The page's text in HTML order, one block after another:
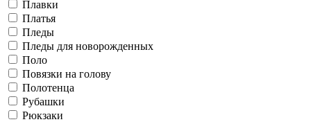
Плавки
Платья
Пледы
Пледы для новорожденных
Поло
Повязки на голову
Полотенца
Рубашки
Рюкзаки